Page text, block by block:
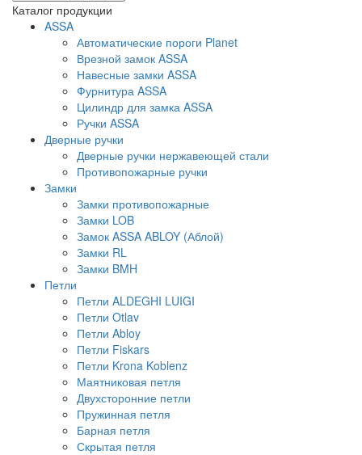
Каталог продукции
ASSA
Автоматические пороги Planet
Врезной замок ASSA
Навесные замки ASSA
Фурнитура ASSA
Цилиндр для замка ASSA
Ручки ASSA
Дверные ручки
Дверные ручки нержавеющей стали
Противопожарные ручки
Замки
Замки противопожарные
Замки LOB
Замок ASSA ABLOY (Аблой)
Замки RL
Замки BMH
Петли
Петли ALDEGHI LUIGI
Петли Otlav
Петли Abloy
Петли Fiskars
Петли Krona Koblenz
Маятниковая петля
Двухсторонние петли
Пружинная петля
Барная петля
Скрытая петля